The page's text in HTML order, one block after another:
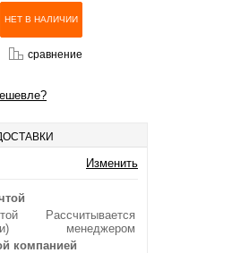
сравнение
Изменить
Рассчитывается
менеджером
компанией